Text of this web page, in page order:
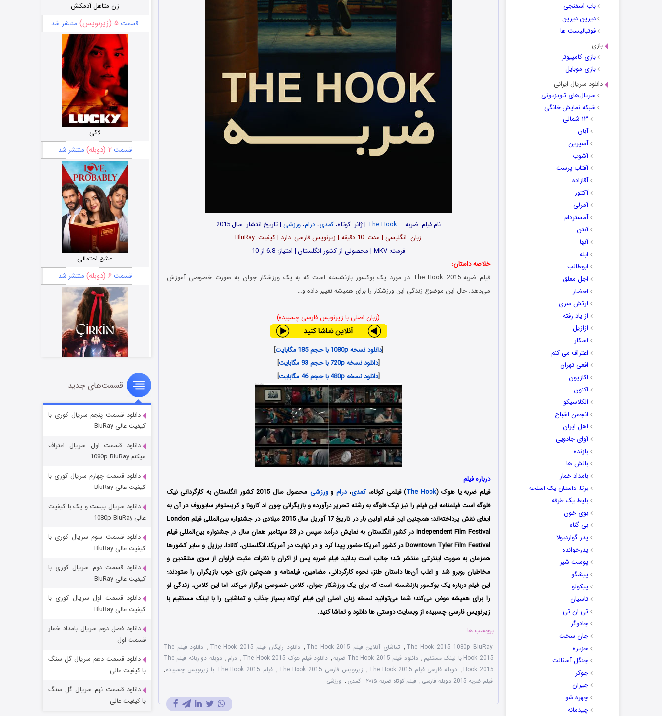
باب اسفنجی
دیرین دیرین
فوتبالیست ها
بازی
بازی کامپیوتر
بازی موبایل
دانلود سریال ایرانی
سریال‌های تلویزیونی
شبکه نمایش خانگی
۱۳ شمالی
آبان
آسپرین
آشوب
آفتاب پرست
آقازاده
آکتور
آمرلی
آمستردام
آنتن
آنها
ابله
ابوطالب
اجل معلق
احضار
ارتش سری
از یاد رفته
ازازیل
اسکار
اعتراف می کنم
افعی تهران
اکازیون
اکنون
الکلاسیکو
انجمن اشباح
اهل ایران
آوای جادویی
بازنده
بالش ها
بامداد خمار
برتا: داستان یک اسلحه
بلیط یک‌‌ طرفه
بوی خون
بی گناه
پدر گواردیولا
پدرخوانده
پوست شیر
پیشگو
پیکولو
تاسیان
تی ان تی
جادوگر
جان سخت
جزیره
جنگل آسفالت
جوکر
جیران
چهره شو
چیدمانه
نام فیلم: ضربه –The Hook | ژانر: کوتاه،کمدی،درام،ورزشی | تاریخ انتشار: سال 2015
زبان: انگلیسی | مدت: 10 دقیقه | زیرنویس فارسی: دارد | کیفیت: BluRay
فرمت: MKV | محصولی از کشور انگلستان | امتیاز: 6.8 از 10
خلاصه داستان:
فیلم ضربه The Hook 2015 در مورد یک بوکسور بازنشسته است که به یک ورزشکار جوان به صورت خصوصی آموزش
می‌دهد. حال این موضوع زندگی این ورزشکار را برای همیشه تغییر داده و…
(زبان اصلی با زیرنویس فارسی چسبیده)
[دانلود نسخه 1080p با حجم 185 مگابایت
]
[دانلود نسخه 720p با حجم 93 مگابایت
]
[دانلود نسخه 480p با حجم 46 مگابایت ]
درباره فیلم:
فیلم ضربه یا هوک (The Hook) فیلمی کوتاه،کمدی،درام وورزشی
محصول سال 2015 کشور انگلستان به کارگردانی نیک
فلوگه است فیلمنامه این فیلم را نیز نیک فلوگه به رشته تحریر درآورده و بازیگرانی چون اد کارونا و کریستوفر سایوروف در آن به
ایفای نقش پرداخته‌اند؛ همچنین این فیلم اولین بار در تاریخ 17 آوریل سال 2015 میلادی در جشنواره بین‌المللی فیلم London
Independent Film Festival در کشور انگلستان به نمایش درآمد سپس در 23 سپتامبر همان سال در جشنواره بین‌المللی فیلم
Downtown Tyler Film Festival در کشور آمریکا حضور پیدا کرد و در نهایت در آمریکا، انگلستان، کانادا، برزیل و سایر کشورها
همزمان به صورت اینترنتی منتشر شد؛ جالب است بدانید فیلم ضربه پس از اکران با نظرات مثبت فراوان از سوی منتقدین و
مخاطبان روبرو شد و اغلب آن‌ها داستان طنز، نحوه کارگردانی، مضامین، فیلمنامه و همچنین بازی خوب بازیگران را ستودند؛
این فیلم درباره یک بوکسور بازنشسته است که برای یک ورزشکار جوان، کلاس خصوصی برگزار می‌کند اما این کلاس، زندگی او
را برای همیشه عوض می‌کند؛ شما می‌توانید نسخه زبان اصلی این فیلم کوتاه بسیاز جذاب و تماشایی را با لینک مستقیم با
زیرنویس فارسی چسبیده از وبسایت دوستی ها دانلود و تماشا کنید.
برچسب ها
The Hook 2015 1080p BluRay
, تماشای آنلاین فیلم The Hook 2015 , دانلود رایگان فیلم The Hook 2015 ,
دانلود فیلم The
Hook 2015 با لینک مستقیم
, دانلود فیلم The Hook 2015 ضربه , دانلود فیلم هوک The Hook 2015 , درام ,
دوبله دو زبانه فیلم The
Hook 2015
, دوبله فارسی فیلم The Hook 2015 , زیرنویس فارسی The Hook 2015 , فیلم The Hook 2015 با زیرنویس چسبیده
,
فیلم ضربه 2015 دوبله فارسی
, فیلم کوتاه ضربه ۲۰۱۵ , کمدی , ورزشی
زن متاهل آدمکش
قسمت ۵ (زیرنویس) منتشر شد
لاکی
قسمت ۲ (دوبله) منتشر شد
عشق احتمالی
قسمت ۶ (دوبله) منتشر شد
سریال زشت
قسمت۵ (زیرنویس) منتشر شد
وستی ها
قسمت ۶ (زیرنویس) منتشر شد
قسمت‌های جدید
دانلود قسمت پنجم سریال کوری با
کیفیت عالی BluRay
دانلود قسمت اول سریال اعتراف
میکنم 1080p BluRay
دانلود قسمت چهارم سریال کوری با
کیفیت عالی BluRay
دانلود سریال بیست و یک با کیفیت
عالی 1080p BluRay
دانلود قسمت سوم سریال کوری با
کیفیت عالی BluRay
دانلود قسمت دوم سریال کوری با
کیفیت عالی BluRay
دانلود قسمت اول سریال کوری با
کیفیت عالی BluRay
دانلود فصل دوم سریال بامداد خمار
قسمت اول
دانلود قسمت دهم سریال گل سنگ
با کیفیت عالی
دانلود قسمت نهم سریال گل سنگ
با کیفیت عالی